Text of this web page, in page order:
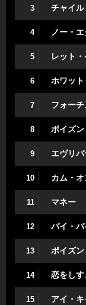
3 チャイ
4 ノー・
5 レット
6 ホワット
7 フォー
8 ポイズ
9 エヴリ
10 カム・オ
11 マネー
12 バイ・
13 ポイズ
14 恋をしす
15 アイ・